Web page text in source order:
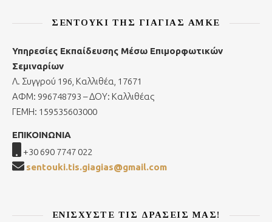
ΣΕΝΤΟΎΚΙ ΤΗΣ ΓΙΑΓΙΆΣ ΑΜΚΕ
Υπηρεσίες Εκπαίδευσης Μέσω Επιμορφωτικών
Σεμιναρίων
Λ. Συγγρού 196, Καλλιθέα, 17671
ΑΦΜ: 996748793 – ΔΟΥ: Καλλιθέας
ΓΕΜΗ: 159535603000
ΕΠΙΚΟΙΝΩΝΙΑ
+30 690 7747 022
sentouki.tis.giagias@gmail.com
ΕΝΙΣΧΎΣΤΕ ΤΙΣ ΔΡΆΣΕΙΣ ΜΑΣ!